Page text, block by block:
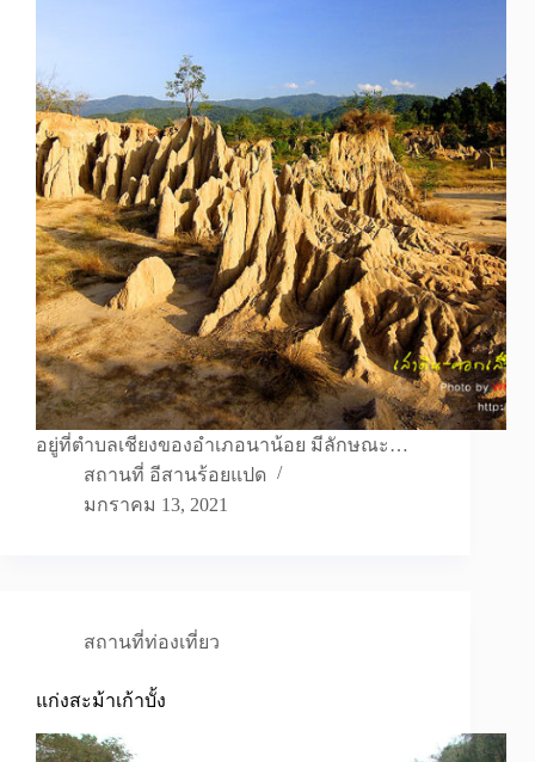
อยู่ที่ตำบลเชียงของอำเภอนาน้อย มีลักษณะ…
สถานที่ อีสานร้อยแปด
มกราคม 13, 2021
สถานที่ท่องเที่ยว
แก่งสะม้าเก้าบั้ง